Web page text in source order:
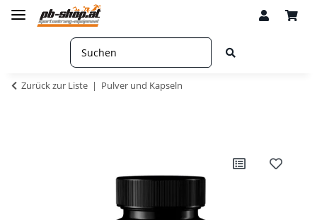
Zurück zur Liste Pulver und Kapseln